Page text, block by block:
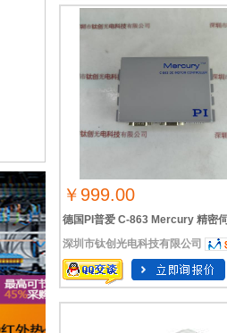
￥999.00
德国PI普爱 C-863 Mercury 精密
控制器
深圳市钛创光电科技有限公司